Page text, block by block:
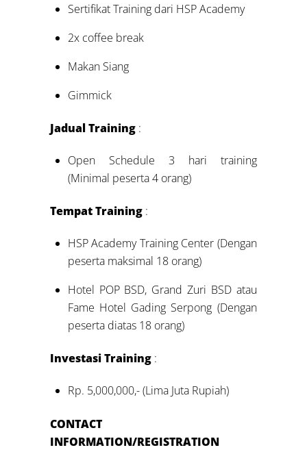
Sertifikat Training dari HSP Academy
2x coffee break
Makan Siang
Gimmick
Jadual Training :
Open Schedule 3 hari training
(Minimal peserta 4 orang)
Tempat Training :
HSP Academy Training Center (Dengan
peserta maksimal 18 orang)
Hotel POP BSD, Grand Zuri BSD atau
Fame Hotel Gading Serpong (Dengan
peserta diatas 18 orang)
Investasi Training :
Rp. 5,000,000,- (Lima Juta Rupiah)
CONTACT
INFORMATION/REGISTRATION